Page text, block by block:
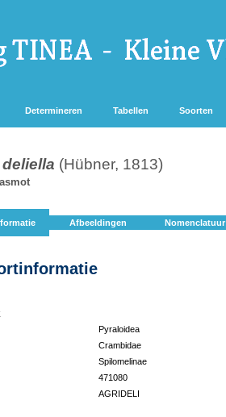
Determineren Tabellen Soorten
(Hübner, 1813)
Afbeeldingen Nomenclatuur
Pyraloidea
Crambidae
Spilomelinae
471080
AGRIDELI